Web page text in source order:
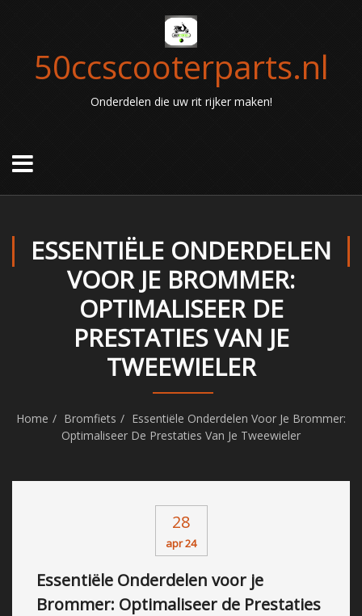
50ccscooterparts.nl
Onderdelen die uw rit rijker maken!
ESSENTIËLE ONDERDELEN
VOOR JE BROMMER:
OPTIMALISEER DE
PRESTATIES VAN JE
TWEEWIELER
Home Bromfiets
Essentiële Onderdelen Voor Je Brommer:
Optimaliseer De Prestaties Van Je Tweewieler
28
apr 24
Essentiële Onderdelen voor je
Brommer: Optimaliseer de Prestaties